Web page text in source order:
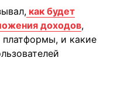
как будет
доходов,
и какие